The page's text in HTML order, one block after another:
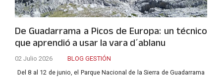
De Guadarrama a Picos de Europa: un técnico
que aprendió a usar la vara d´ablanu
02 Julio 2026
BLOG GESTIÓN
Del 8 al 12 de junio, el Parque Nacional de la Sierra de Guadarrama